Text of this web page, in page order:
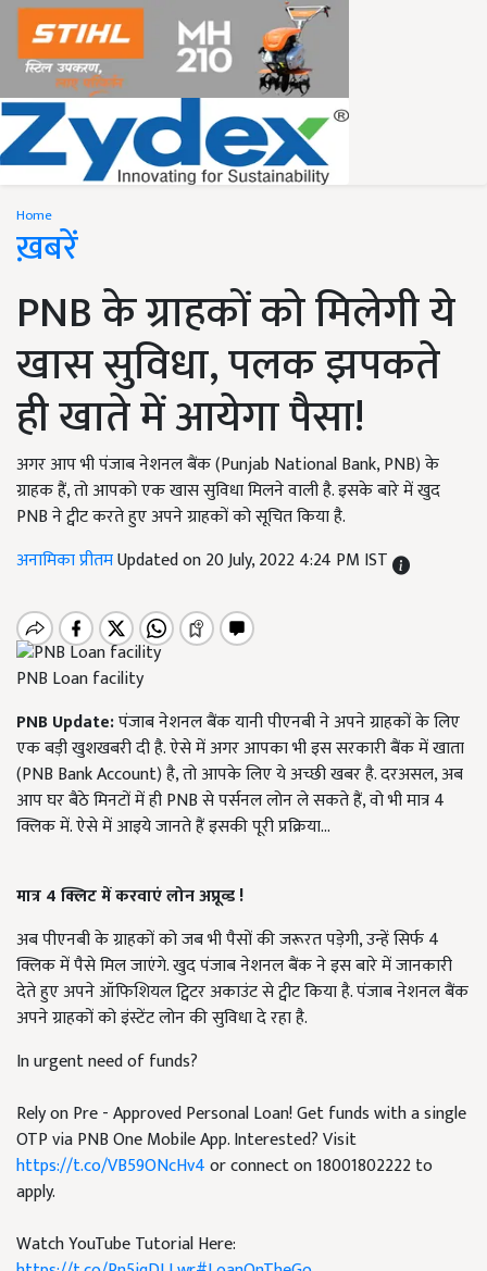
Home
ख़बरें
PNB के ग्राहकों को मिलेगी ये
खास सुविधा, पलक झपकते
ही खाते में आयेगा पैसा!
अगर आप भी पंजाब नेशनल बैंक (Punjab National Bank, PNB) के
ग्राहक हैं, तो आपको एक खास सुविधा मिलने वाली है. इसके बारे में खुद
PNB ने ट्वीट करते हुए अपने ग्राहकों को सूचित किया है.
अनामिका प्रीतमUpdated on 20 July, 2022 4:24 PM IST
PNB Loan facility
PNBUpdate:पंजाब नेशनल बैंक यानी पीएनबी ने अपने ग्राहकों के लिए
एक बड़ी खुशखबरी दी है. ऐसे में अगर आपका भी इस सरकारी बैंक में खाता
(PNB Bank Account) है, तो आपके लिए ये अच्छी खबर है. दरअसल, अब
आप घर बैठे मिनटों में ही PNB से पर्सनल लोन ले सकते हैं, वो भी मात्र 4
क्लिक में. ऐसे में आइये जानते हैं इसकी पूरी प्रक्रिया...
मात्र 4 क्लिट में करवाएं लोन अप्रूव्ड !
अब पीएनबी के ग्राहकों को जब भी पैसों की जरूरत पड़ेगी, उन्हें सिर्फ 4
क्लिक में पैसे मिल जाएंगे. खुद पंजाब नेशनल बैंक ने इस बारे में जानकारी
देते हुए अपने ऑफिशियल ट्विटर अकाउंट से ट्वीट किया है. पंजाब नेशनल बैंक
अपने ग्राहकों को इंस्टेंट लोन की सुविधा दे रहा है.
In urgent need of funds?
Rely on Pre - Approved Personal Loan! Get funds with a single
OTP via PNB One Mobile App. Interested? Visit
https://t.co/VB59ONcHv4or connect on 18001802222 to
apply.
Watch YouTube Tutorial Here: